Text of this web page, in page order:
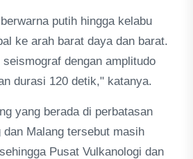
putih hingga kelabu
ke arah barat daya dan barat.
dengan amplitudo
durasi 120 detik," katanya.
yang berada di perbatasan
dan Malang tersebut masih
Pusat Vulkanologi dan